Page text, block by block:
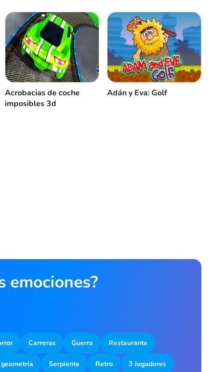
Acrobacias de coche
imposibles 3d
Adán y Eva: Golf
emociones?
Carreras Guerra Restaurante
Serpiente Retro 3 Jugadores